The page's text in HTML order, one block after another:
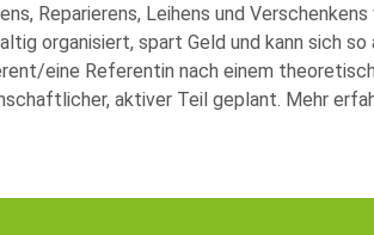
Reparierens, Leihens und
organisiert, spart Geld und kann sich
eine Referentin nach einem
aktiver Teil geplant. Mehr